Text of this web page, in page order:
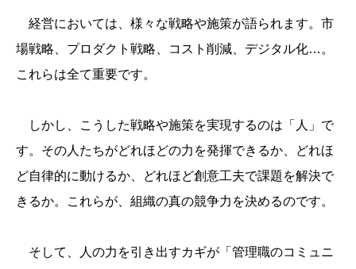
経営においては、様々な戦略や施策が語られます。市
場戦略、プロダクト戦略、コスト削減、デジタル化…。
これらは全て重要です。
しかし、こうした戦略や施策を実現するのは「人」で
す。その人たちがどれほどの力を発揮できるか、どれほ
ど自律的に動けるか、どれほど創意工夫で課題を解決で
きるか。これらが、組織の真の競争力を決めるのです。
そして、人の力を引き出すカギが「管理職のコミュニ